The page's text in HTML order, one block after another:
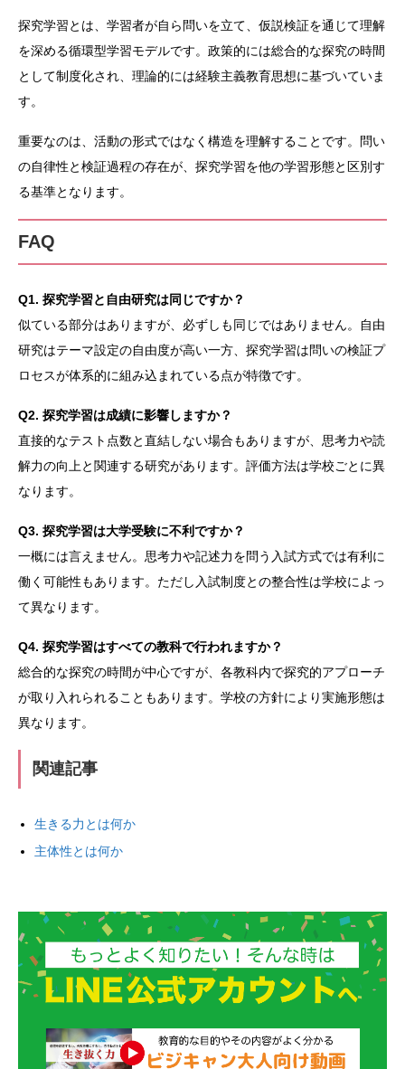
探究学習とは、学習者が自ら問いを立て、仮説検証を通じて理解
を深める循環型学習モデルです。政策的には総合的な探究の時間
として制度化され、理論的には経験主義教育思想に基づいていま
す。
重要なのは、活動の形式ではなく構造を理解することです。問い
の自律性と検証過程の存在が、探究学習を他の学習形態と区別す
る基準となります。
FAQ
Q1. 探究学習と自由研究は同じですか？
似ている部分はありますが、必ずしも同じではありません。自由
研究はテーマ設定の自由度が高い一方、探究学習は問いの検証プ
ロセスが体系的に組み込まれている点が特徴です。
Q2. 探究学習は成績に影響しますか？
直接的なテスト点数と直結しない場合もありますが、思考力や読
解力の向上と関連する研究があります。評価方法は学校ごとに異
なります。
Q3. 探究学習は大学受験に不利ですか？
一概には言えません。思考力や記述力を問う入試方式では有利に
働く可能性もあります。ただし入試制度との整合性は学校によっ
て異なります。
Q4. 探究学習はすべての教科で行われますか？
総合的な探究の時間が中心ですが、各教科内で探究的アプローチ
が取り入れられることもあります。学校の方針により実施形態は
異なります。
関連記事
生きる力とは何か
主体性とは何か